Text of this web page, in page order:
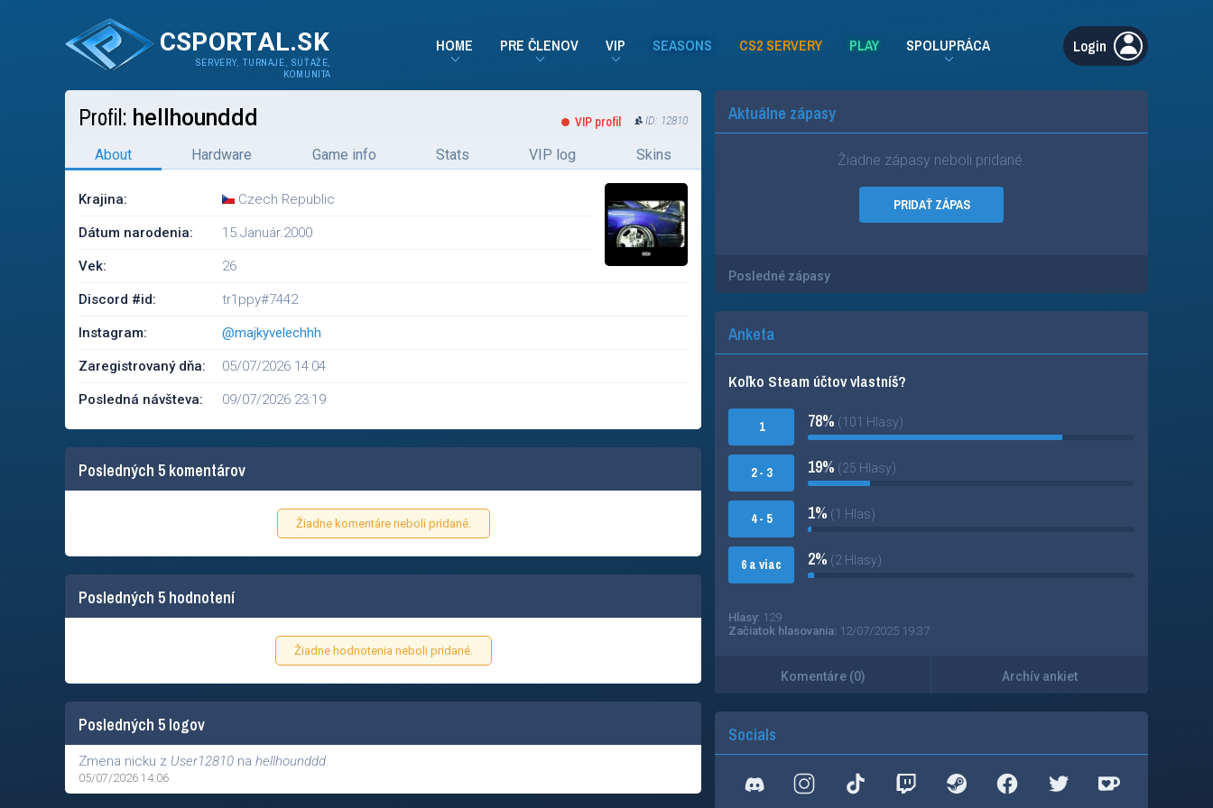
CSPORTAL.SK
SERVERY, TURNAJE, SÚŤAŽE,
KOMUNITA
HOME PRE ČLENOV VIP SEASONS CS2 SERVERY PLAY SPOLUPRÁCA Login
Profil: hellhounddd VIP profil ID: 12810
About Hardware Game info Stats VIP log Skins
Krajina: Czech Republic
Dátum narodenia: 15.Január.2000
Vek: 26
Discord #id: tr1ppy#7442
Instagram: @majkyvelechhh
Zaregistrovaný dňa: 05/07/2026 14:04
Posledná návšteva: 09/07/2026 23:19
Posledných 5 komentárov
Žiadne komentáre neboli pridané.
Posledných 5 hodnotení
Žiadne hodnotenia neboli pridané.
Posledných 5 logov
Zmena nicku z User12810 na hellhounddd.
05/07/2026 14:06
Aktuálne zápasy
Žiadne zápasy neboli pridané.
PRIDAŤ ZÁPAS
Posledné zápasy
Anketa
Koľko Steam účtov vlastníš?
1
2 - 3
4 - 5
6 a viac
78% (101 Hlasy)
19% (25 Hlasy)
1% (1 Hlas)
2% (2 Hlasy)
Hlasy: 129
Začiatok hlasovania: 12/07/2025 19:37
Komentáre (0) Archív ankiet
Socials